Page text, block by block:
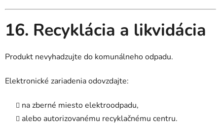
16. Recyklácia a likvidácia
Produkt nevyhadzujte do komunálneho odpadu.
Elektronické zariadenia odovzdajte:
na zberné miesto elektroodpadu,
alebo autorizovanému recyklačnému centru.